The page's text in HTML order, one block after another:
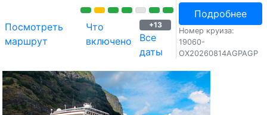
Посмотреть
маршрут
Что
включено
+13
Все
даты
Подробнее
Номер круиза:
19060-
OX20260814AGPAGP